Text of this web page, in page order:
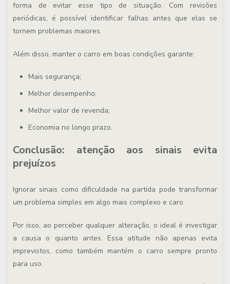
forma de evitar esse tipo de situação. Com revisões
periódicas, é possível identificar falhas antes que elas se
tornem problemas maiores.
Além disso, manter o carro em boas condições garante:
Mais segurança;
Melhor desempenho;
Melhor valor de revenda;
Economia no longo prazo.
Conclusão: atenção aos sinais evita
prejuízos
Ignorar sinais como dificuldade na partida pode transformar
um problema simples em algo mais complexo e caro.
Por isso, ao perceber qualquer alteração, o ideal é investigar
a causa o quanto antes. Essa atitude não apenas evita
imprevistos, como também mantém o carro sempre pronto
para uso.